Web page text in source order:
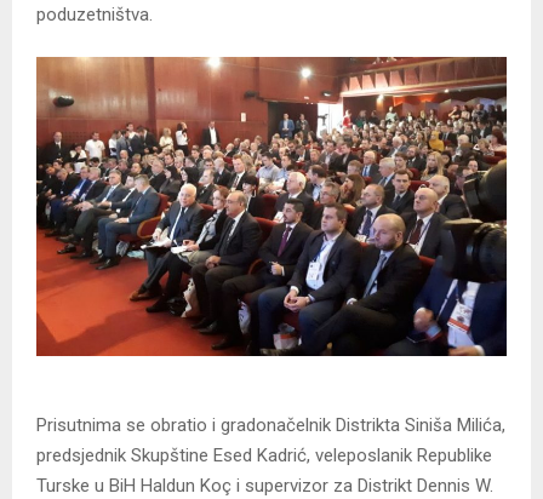
poduzetništva.
Prisutnima se obratio i gradonačelnik Distrikta Siniša Milića,
predsjednik Skupštine Esed Kadrić, veleposlanik Republike
Turske u BiH Haldun Koç i supervizor za Distrikt Dennis W.